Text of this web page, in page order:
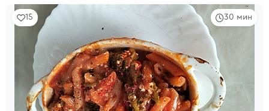
30 мин
15